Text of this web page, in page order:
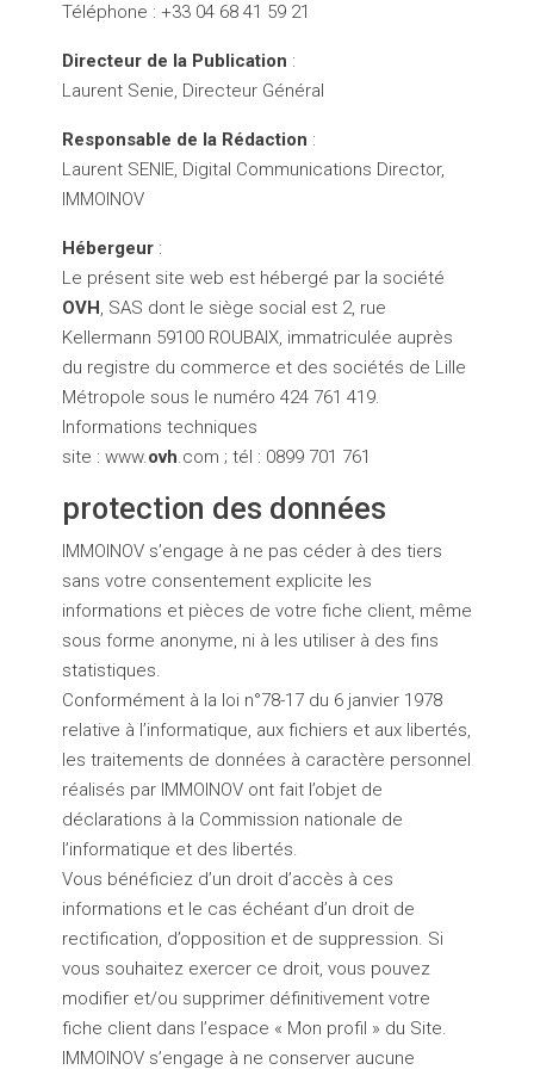
Téléphone : +33 04 68 41 59 21
Directeur de la Publication :
Laurent Senie, Directeur Général
Responsable de la Rédaction :
Laurent SENIE, Digital Communications Director,
IMMOINOV
Hébergeur :
Le présent site web est hébergé par la société
OVH, SAS dont le siège social est 2, rue
Kellermann 59100 ROUBAIX, immatriculée auprès
du registre du commerce et des sociétés de Lille
Métropole sous le numéro 424 761 419.
Informations techniques
site : www.ovh.com ; tél : 0899 701 761
protection des données
IMMOINOV s’engage à ne pas céder à des tiers
sans votre consentement explicite les
informations et pièces de votre fiche client, même
sous forme anonyme, ni à les utiliser à des fins
statistiques.
Conformément à la loi n°78-17 du 6 janvier 1978
relative à l’informatique, aux fichiers et aux libertés,
les traitements de données à caractère personnel
réalisés par IMMOINOV ont fait l’objet de
déclarations à la Commission nationale de
l’informatique et des libertés.
Vous bénéficiez d’un droit d’accès à ces
informations et le cas échéant d’un droit de
rectification, d’opposition et de suppression. Si
vous souhaitez exercer ce droit, vous pouvez
modifier et/ou supprimer définitivement votre
fiche client dans l’espace « Mon profil » du Site.
IMMOINOV s’engage à ne conserver aucune